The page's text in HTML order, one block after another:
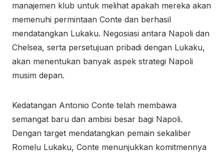
manajemen klub untuk melihat apakah mereka akan
memenuhi permintaan Conte dan berhasil
mendatangkan Lukaku. Negosiasi antara Napoli dan
Chelsea, serta persetujuan pribadi dengan Lukaku,
akan menentukan banyak aspek strategi Napoli
musim depan.
Kedatangan Antonio Conte telah membawa
semangat baru dan ambisi besar bagi Napoli.
Dengan target mendatangkan pemain sekaliber
Romelu Lukaku, Conte menunjukkan komitmennya